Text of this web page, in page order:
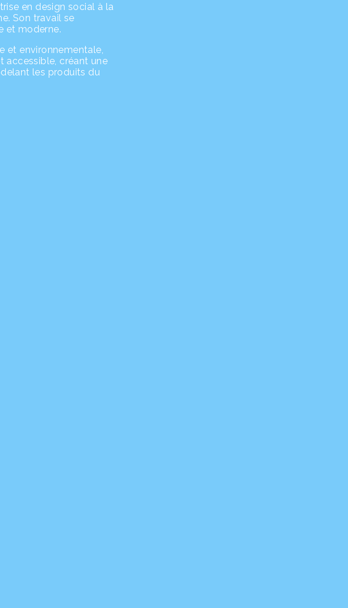
en design social à la
Son travail se
et moderne.
et environnementale,
accessible, créant une
les produits du